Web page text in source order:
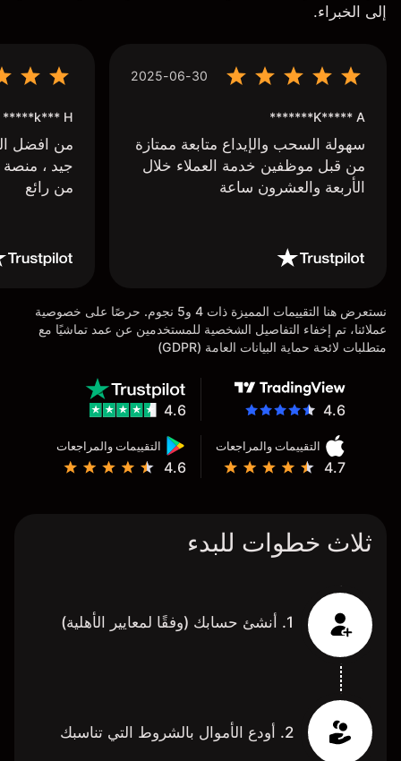
إلى الخبراء.
2025-06-30
K***** A*******
سهولة السحب والإيداع متابعة ممتازة
من قبل موظفين خدمة العملاء خلال
الأربعة والعشرون ساعة
k*** H*****
من افضل
جيد ،
من رائع
نستعرض هنا التقييمات المميزة ذات 4 و5 نجوم. حرصًا على خصوصية
عملائنا، تم إخفاء التفاصيل الشخصية للمستخدمين عن عمد تماشيًا مع
متطلبات لائحة حماية البيانات العامة (GDPR)
4.6
التقييمات والمراجعات
4.7
التقييمات والمراجعات
4.6
4.6
ثلاث خطوات للبدء
1. أنشئ حسابك (وفقًا لمعايير الأهلية)
2. أودع الأموال بالشروط التي تناسبك